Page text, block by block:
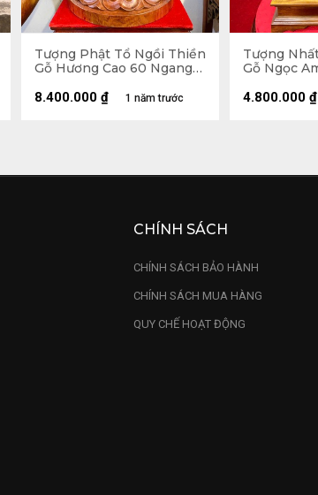
Tượng Phật Tổ Ngồi Thiền
Gỗ Hương Cao 60 Ngang
1 năm trước
8.400.000 ₫
Tượng
Gỗ Ngọc
4.800.000 ₫
CHÍNH SÁCH
CHÍNH SÁCH BẢO HÀNH
CHÍNH SÁCH MUA HÀNG
QUY CHẾ HOẠT ĐỘNG